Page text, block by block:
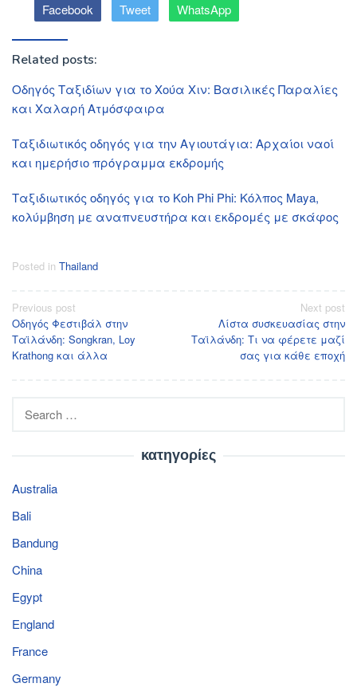
Facebook Tweet WhatsApp
Related posts:
Οδηγός Ταξιδίων για το Χούα Χιν: Βασιλικές Παραλίες
και Χαλαρή Ατμόσφαιρα
Ταξιδιωτικός οδηγός για την Αγιουτάγια: Αρχαίοι ναοί
και ημερήσιο πρόγραμμα εκδρομής
Ταξιδιωτικός οδηγός για το Koh Phi Phi: Κόλπος Maya,
κολύμβηση με αναπνευστήρα και εκδρομές με σκάφος
Posted in Thailand
Post
navigation
Previous post
Οδηγός Φεστιβάλ στην
Ταϊλάνδη: Songkran, Loy
Krathong και άλλα
Next post
Λίστα συσκευασίας στην
Ταϊλάνδη: Τι να φέρετε μαζί
σας για κάθε εποχή
for:
κατηγορίες
Australia
Bali
Bandung
China
Egypt
England
France
Germany